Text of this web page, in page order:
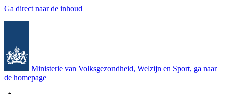
Ga direct naar de inhoud
Ministerie van Volksgezondheid, Welzijn en Sport, ga naar
de homepage